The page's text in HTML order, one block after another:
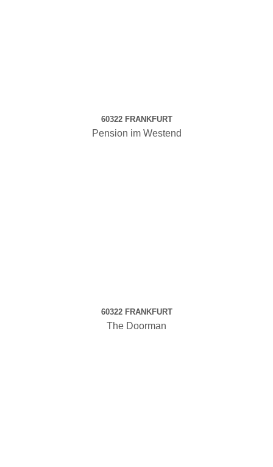
60322 FRANKFURT
Pension im Westend
60322 FRANKFURT
The Doorman